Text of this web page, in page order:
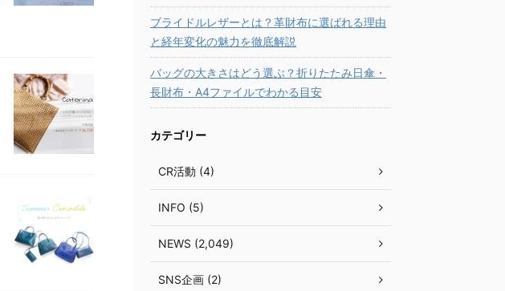
ブライドルレザーとは？革財布に選ばれる理由
と経年変化の魅力を徹底解説
バッグの大きさはどう選ぶ？折りたたみ日傘・
長財布・A4ファイルでわかる目安
カテゴリー
CR活動 (4)
INFO (5)
NEWS (2,049)
SNS企画 (2)